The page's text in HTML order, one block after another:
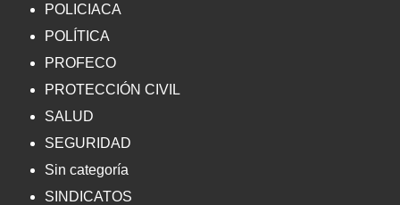
POLICIACA
POLÍTICA
PROFECO
PROTECCIÓN CIVIL
SALUD
SEGURIDAD
Sin categoría
SINDICATOS